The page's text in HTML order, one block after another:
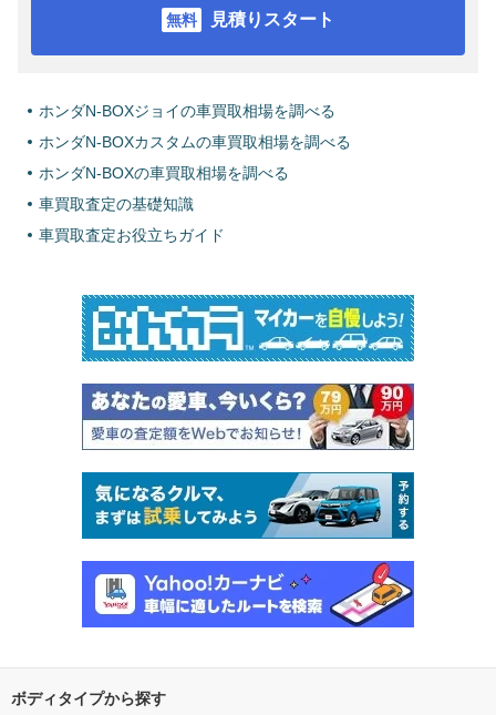
見積りスタート
ホンダN-BOXジョイの車買取相場を調べる
ホンダN-BOXカスタムの車買取相場を調べる
ホンダN-BOXの車買取相場を調べる
車買取査定の基礎知識
車買取査定お役立ちガイド
ボディタイプから探す